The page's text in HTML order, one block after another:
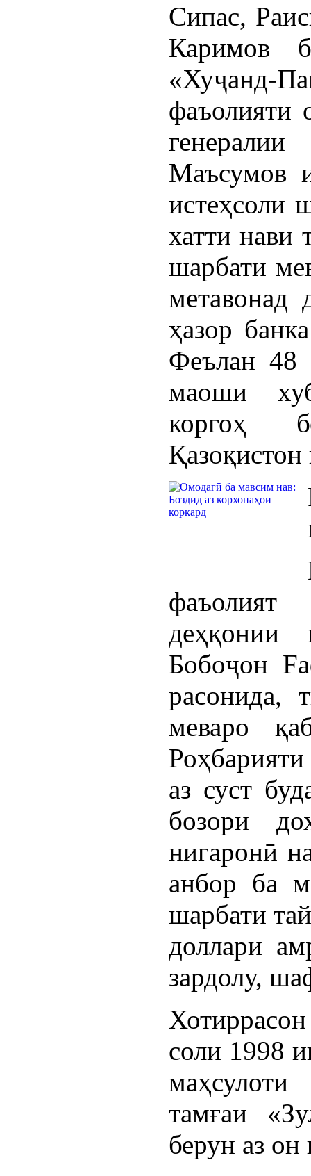
Сипас,
Каримов
Маъсумов
истеҳсоли
хатти нави
шарбати
ҳазор
Феълан 48
маоши
коргоҳ
Қазоқистон
деҳқонии
Бобоҷон
расонида,
меваро
аз суст
бозори
нигаронӣ
анбор ба
шарбати
доллари
зардолу,
соли 1998
маҳсулоти
тамғаи
берун аз он